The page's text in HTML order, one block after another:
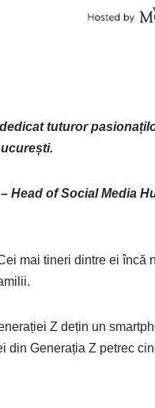
dedicat tuturor
Head of Social Media
mai tineri dintre ei încă
Z dețin un
din Generația Z petrec